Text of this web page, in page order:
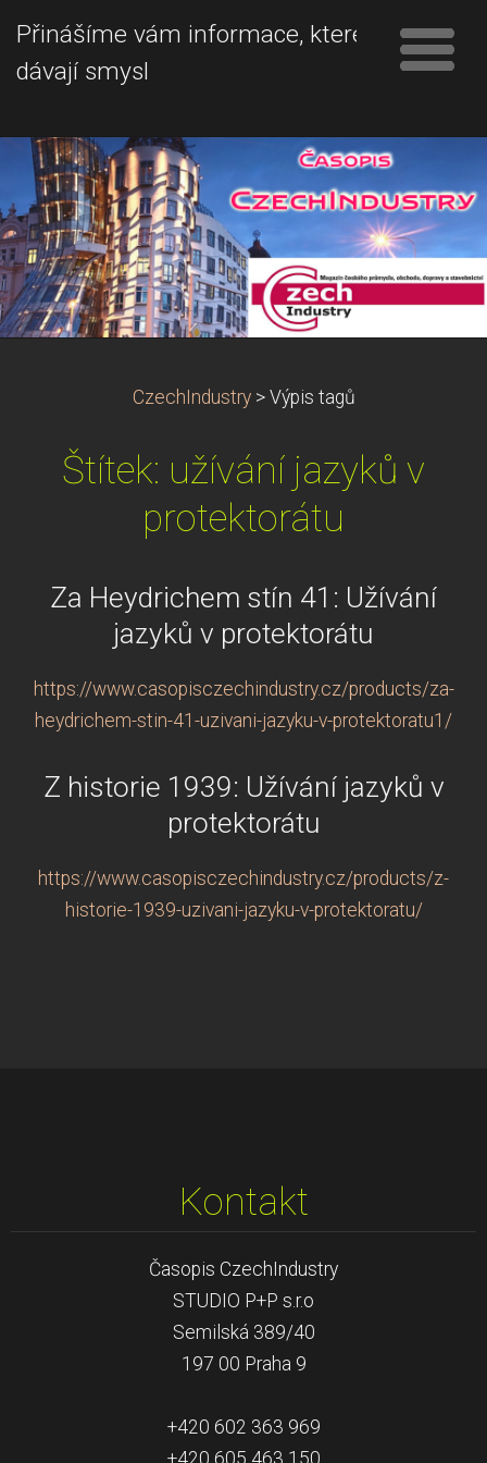
Přinášíme vám informace, které
dávají smysl
CzechIndustry > Výpis tagů
Štítek: užívání jazyků v
protektorátu
Za Heydrichem stín 41: Užívání
jazyků v protektorátu
https://www.casopisczechindustry.cz/products/za-
heydrichem-stin-41-uzivani-jazyku-v-protektoratu1/
Z historie 1939: Užívání jazyků v
protektorátu
https://www.casopisczechindustry.cz/products/z-
historie-1939-uzivani-jazyku-v-protektoratu/
Kontakt
Časopis CzechIndustry
STUDIO P+P s.r.o
Semilská 389/40
197 00 Praha 9
+420 602 363 969
+420 605 463 150